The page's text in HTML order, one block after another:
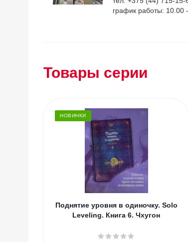
график работы: 10.00
Товары серии
НОВИНКИ
Поднятие уровня в одиночку. Solo
Leveling. Книга 6. Чхугон